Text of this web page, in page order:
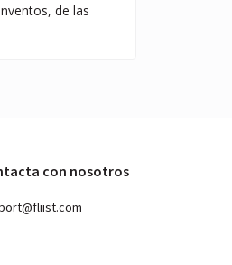
de las
con nosotros